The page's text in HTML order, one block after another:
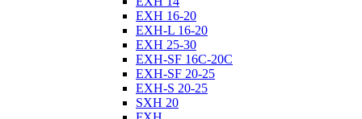
EXH 16-20
EXH-L 16-20
EXH 25-30
EXH-SF 16C-20C
EXH-SF 20-25
EXH-S 20-25
SXH 20